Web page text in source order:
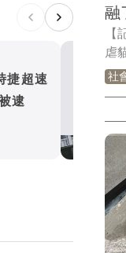
捷超速
逮
融
虐
在
熱
這
下
市
視
步
社